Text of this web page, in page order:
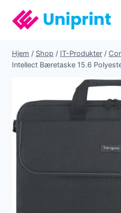
indhold
Hjem / Shop / IT-Produkter /
Intellect Bæretaske 15.6